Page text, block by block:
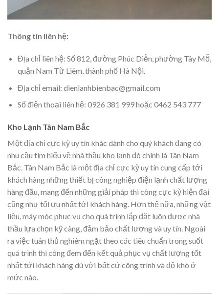
Thông tin liên hệ:
Địa chỉ liên hệ: Số 812, đường Phúc Diễn, phường Tây Mỗ,
quận Nam Từ Liêm, thành phố Hà Nội.
Địa chỉ email: dienlanhbienbac@gmail.com
Số điện thoại liên hệ: 0926 381 999 hoặc 0462 543 777
Kho Lạnh Tân Nam Bắc
Một địa chỉ cực kỳ uy tín khác dành cho quý khách đang có
nhu cầu tìm hiểu về nhà thầu kho lạnh đó chính là Tân Nam
Bắc. Tân Nam Bắc là một địa chỉ cực kỳ uy tín cung cấp tới
khách hàng những thiết bị công nghiệp điện lạnh chất lượng
hàng đầu, mang đến những giải pháp thi công cực kỳ hiện đại
cũng như tối ưu nhất tới khách hàng. Hơn thế nữa, những vật
liệu, máy móc phục vụ cho quá trình lắp đặt luôn được nhà
thầu lựa chọn kỹ càng, đảm bảo chất lượng và uy tín. Ngoài
ra việc tuân thủ nghiêm ngặt theo các tiêu chuẩn trong suốt
quá trình thi công đem đến kết quả phục vụ chất lượng tốt
nhất tới khách hàng dù với bất cứ công trình và độ khó ở
mức nào.